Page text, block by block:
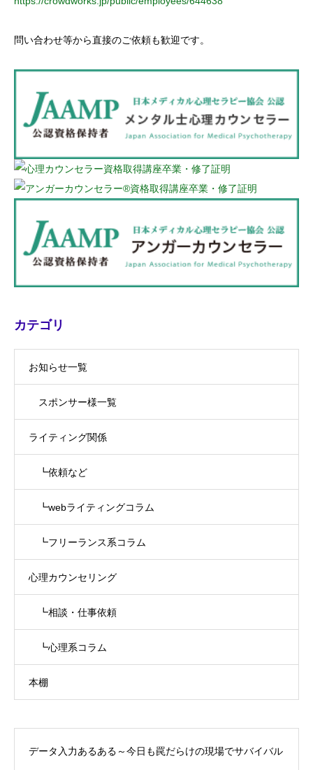
問い合わせ等から直接のご依頼も歓迎です。
カテゴリ
お知らせ一覧
スポンサー様一覧
ライティング関係
┗依頼など
┗webライティングコラム
┗フリーランス系コラム
心理カウンセリング
┗相談・仕事依頼
┗心理系コラム
本棚
データ入力あるある～今日も罠だらけの現場でサバイバル